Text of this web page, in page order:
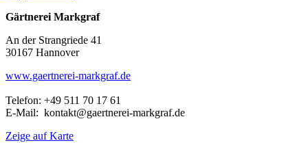
Gärtnerei Markgraf
An der Strangriede 41
30167 Hannover
www.gaertnerei-markgraf.de
Telefon: +49 511 70 17 61
E-Mail: kontakt@gaertnerei-markgraf.de
Zeige auf Karte